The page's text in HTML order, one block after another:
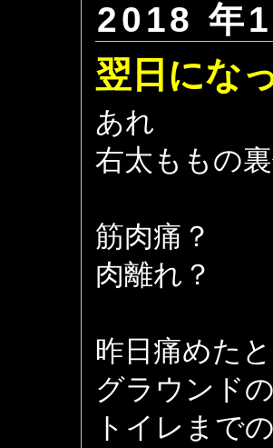
2018 年
翌日にな
あれ
右太ももの
筋肉痛？
肉離れ？
昨日痛めた
グラウンド
トイレまで